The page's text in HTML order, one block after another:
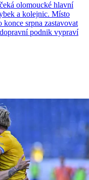
olomoucké hlavní
a kolejnic. Místo
srpna zastavovat
podnik vypraví